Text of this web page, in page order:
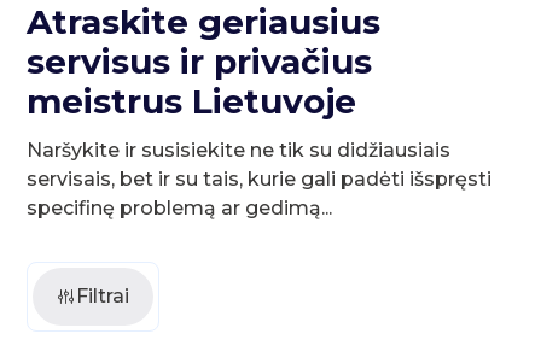
Atraskite geriausius
servisus ir privačius
meistrus Lietuvoje
Naršykite ir susisiekite ne tik su didžiausiais
servisais, bet ir su tais, kurie gali padėti išspręsti
specifinę problemą ar gedimą...
Filtrai